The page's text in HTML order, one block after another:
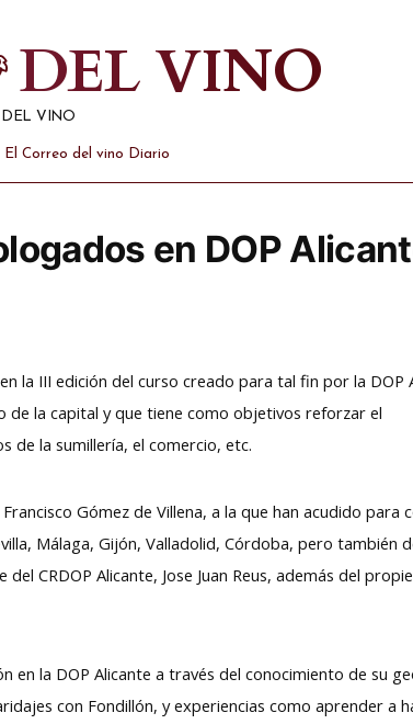
DEL VINO
DEL VINO
El Correo del vino Diario
en DOP
la III edición del curso creado para tal fin por la DOP
de la capital y que tiene como objetivos reforzar el
de la sumillería, el comercio, etc.
Gómez de Villena, a la que han acudido para
Málaga, Gijón, Valladolid, Córdoba, pero también
CRDOP Alicante, Jose Juan Reus, además del
en la DOP Alicante a través del conocimiento de su
con Fondillón, y experiencias como aprender a